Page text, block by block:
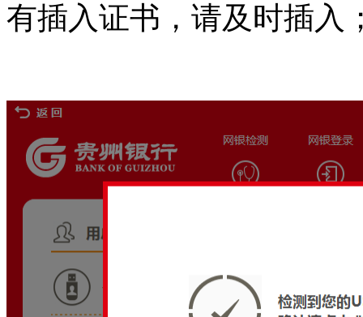
有插入证书，请及时插入